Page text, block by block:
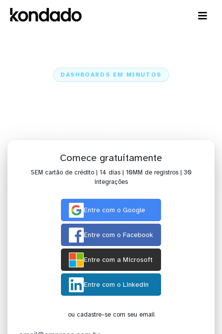
DASHBOARDS EM MINUTOS
Comece gratuitamente
SEM cartão de crédito | 14 dias | 10MM de registros | 30
integrações
Entre com o Google
Entre com o Facebook
Entre com a Microsoft
Entre com o Linkedin
ou cadastre-se com seu email